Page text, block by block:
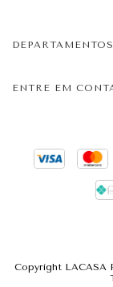
DEPARTAMENTOS
ENTRE EM
Copyright LACASA